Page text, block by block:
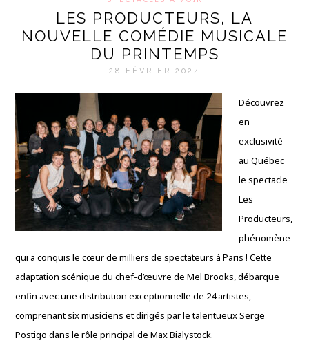
LES PRODUCTEURS, LA
NOUVELLE COMÉDIE MUSICALE
DU PRINTEMPS
28 FÉVRIER 2024
Découvrez
en
exclusivité
au Québec
le spectacle
Les
Producteurs,
phénomène
qui a conquis le cœur de milliers de spectateurs à Paris ! Cette
adaptation scénique du chef-d’œuvre de Mel Brooks, débarque
enfin avec une distribution exceptionnelle de 24 artistes,
comprenant six musiciens et dirigés par le talentueux Serge
Postigo dans le rôle principal de Max Bialystock.